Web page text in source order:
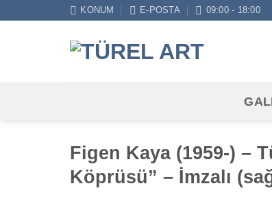
KONUM E-POSTA 09:00 - 18:00
Figen Kaya (1959-) –
Köprüsü” – İmzalı